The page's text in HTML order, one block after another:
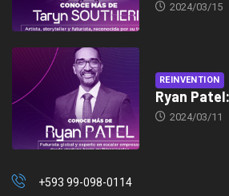
2024/03/15
REINVENTION
Ryan
2024/03/11
+593 99-098-0114